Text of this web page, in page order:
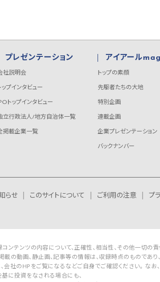
プレゼンテーション
社説明会
ップインタビュー
IPOトップインタビュー
立行政法人/地方自治体一覧
掲載企業一覧
アイアール
トップの素顔
先駆者たちの大地
特別企画
連載企画
企業プレゼンテーション
バックナンバー
らせ このサイトについて ご利用の注意 プ
ンテンツの内容について、正確性、相当性、その他一切の責
載の動画、静止画、記事等の情報は、収録時点のものであり
会社のHPをご覧になるなどご自身でご確認ください。 な
基に投資をなされる場合にも、